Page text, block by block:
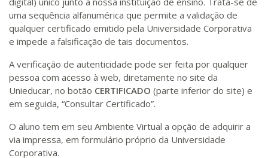
uma sequência alfanumérica que permite a validação de
qualquer certificado emitido pela Universidade Corporativa
e impede a falsificação de tais documentos.
A verificação de autenticidade pode ser feita por qualquer
pessoa com acesso à web, diretamente no site da
Unieducar, no botão CERTIFICADO (parte inferior do site) e
em seguida, “Consultar Certificado”.
O aluno tem em seu Ambiente Virtual a opção de adquirir a
via impressa, em formulário próprio da Universidade
Corporativa.